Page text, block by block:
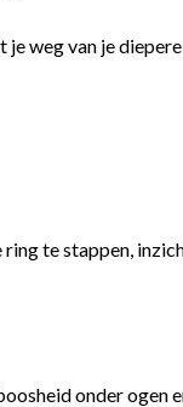
weg van je diepere
te stappen,
onder ogen